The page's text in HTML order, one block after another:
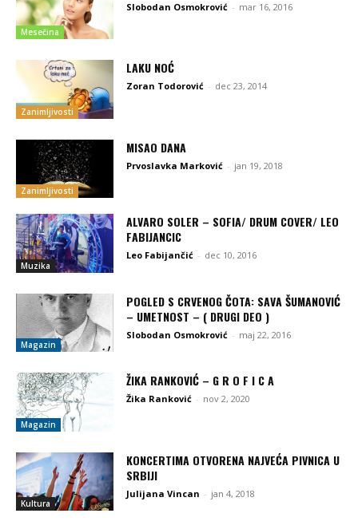
Mesečina
Slobodan Osmokrović - mar 16, 2016
Zanimljivosti
LAKU NOĆ
Zoran Todorović - dec 23, 2014
Zanimljivosti
MISAO DANA
Prvoslavka Marković - jan 19, 2018
Muzika
ALVARO SOLER – SOFIA/ DRUM COVER/ LEO
FABIJANCIC
Leo Fabijančić - dec 10, 2016
Magazin
POGLED S CRVENOG ČOTA: SAVA ŠUMANOVIĆ
– UMETNOST – ( DRUGI DEO )
Slobodan Osmokrović - maj 22, 2016
Magazin
ŽIKA RANKOVIĆ – G R O F I C A
Žika Ranković - nov 2, 2020
Kultura
KONCERTIMA OTVORENA NAJVEĆA PIVNICA U
SRBIJI
Julijana Vincan - jan 4, 2018